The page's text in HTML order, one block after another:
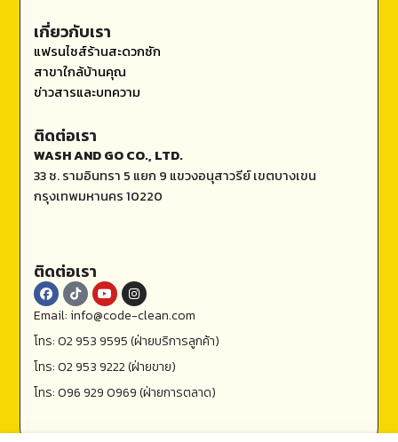
ติดต่อเรา
WASH AND GO CO., LTD.
33 ซ. รามอินทรา 5 แยก 9 แขวงอนุสาวรีย์ เขตบางเขน
กรุงเทพมหานคร 10220
เกี่ยวกับเรา
แฟรนไชส์ร้านสะดวกซัก
สาขาใกล้บ้านคุณ
ข่าวสารและบทความ
ติดต่อเรา
Email: info@code-clean.com
โทร: 02 953 9595 (ฝ่ายบริการลูกค้า)
โทร: 02 953 9222 (ฝ่ายขาย)
โทร: 096 929 0969 (ฝ่ายการตลาด)